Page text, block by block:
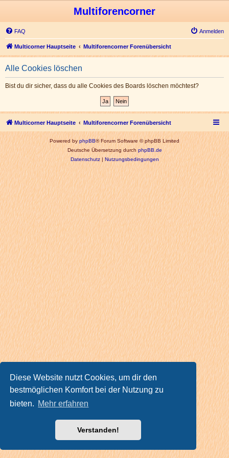
Diese Website nutzt Cookies, um dir den
bestmöglichen Komfort bei der Nutzung zu
bieten. Mehr erfahren
Verstanden!
Multiforencorner
FAQ Anmelden
Multicorner Hauptseite Multiforencorner Forenübersicht
Alle Cookies löschen
Bist du dir sicher, dass du alle Cookies des Boards löschen möchtest?
Multicorner Hauptseite Multiforencorner Forenübersicht
Powered byphpBB® Forum Software © phpBB Limited
Deutsche Übersetzung durchphpBB.de
Datenschutz|Nutzungsbedingungen